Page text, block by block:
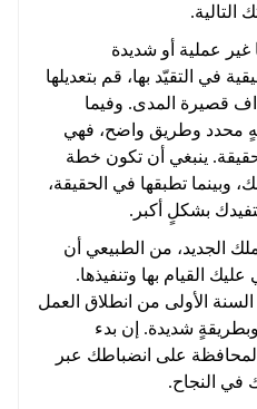
عملية أو شديدة
في التقيّد بها، قم بتعديلها
قصيرة المدى. وفيما
محدد وطريق واضح، فهي
ينبغي أن تكون خطة
وبينما تطبقها في الحقيقة،
لتفيدك بشكلٍ أكبر.
الجديد، من الطبيعي أن
القيام بها وتنفيذها.
الأولى من انطلاق العمل
شديدة. إن بدء
على انضباطك عبر
في النجاح.